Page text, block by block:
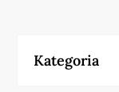
g
Kategoria